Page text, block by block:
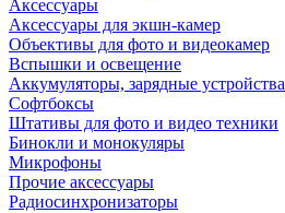
Аксессуары
Аксессуары для экшн-камер
Объективы для фото и видеокамер
Вспышки и освещение
Аккумуляторы, зарядные устройства
Софтбоксы
Штативы для фото и видео техники
Бинокли и монокуляры
Микрофоны
Прочие аксессуары
Радиосинхронизаторы